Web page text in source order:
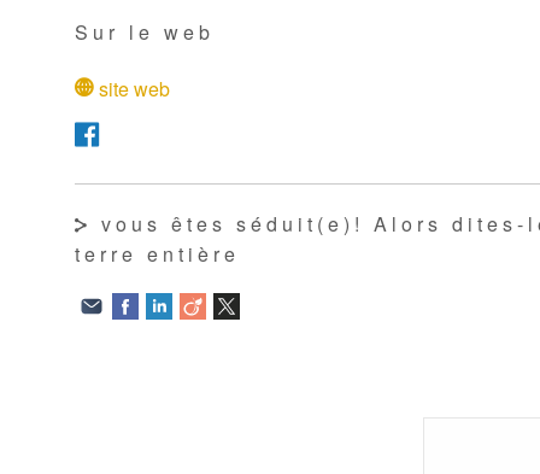
Sur le web
site web
vous êtes séduit(e)! Alors dites-
terre entière